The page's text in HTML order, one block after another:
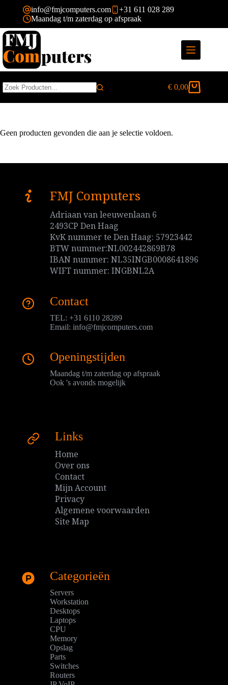
inhoud
info@fmjcomputers.com
+31 611 028 289
Maandag t/m zaterdag op afspraak
resultaten
Winkelwagen
€ 0,00
Geen producten gevonden die aan je selectie voldoen.
FMJ Computers
Adriaan van leeuwenlaan 6
2493CP Den Haag
KvK nummer te Den Haag: 57923442
BTW nummer:NL002442869B78
IBAN nummer: NL35INGB0008641896
WIFT nummer: INGBNL2A
Contact
TEL: +31 6110 28289
Email: info@fmjcomputers.com
Openingstijden
Maandag t/m zaterdag op afspraak
Ook 's avonds mogelijk
Links
Home
Over ons
Contact
Mijn Account
Privacy
Algemene voorwaarden
Site Map
Categorieën
Servers
Workstation
Desktops
Laptops
CPU
Memory
Opslag
Parts
Switches
Routers